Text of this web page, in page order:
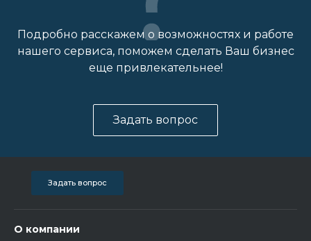
Подробно расскажем о возможностях и работе
нашего сервиса, поможем сделать Ваш бизнес
еще привлекательнее!
Задать вопрос
Задать вопрос
О компании